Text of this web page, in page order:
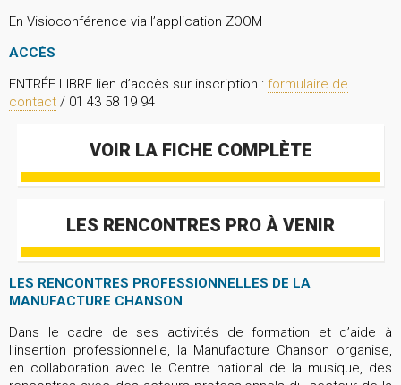
En Visioconférence via l’application ZOOM
ACCÈS
ENTRÉE LIBRE lien d’accès sur inscription : formulaire de
contact / 01 43 58 19 94
VOIR LA FICHE COMPLÈTE
LES RENCONTRES PRO À VENIR
LES RENCONTRES PROFESSIONNELLES DE LA
MANUFACTURE CHANSON
Dans le cadre de ses activités de formation et d’aide à
l’insertion professionnelle, la Manufacture Chanson organise,
en collaboration avec le Centre national de la musique, des